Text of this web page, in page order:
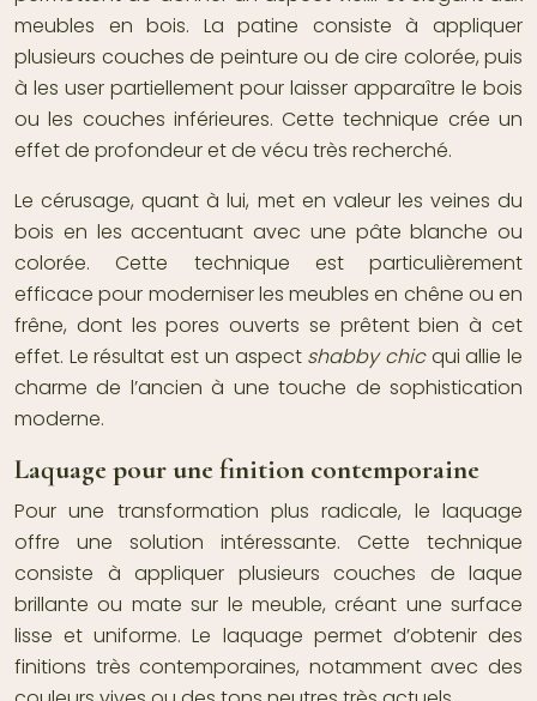
meubles en bois. La patine consiste à appliquer
plusieurs couches de peinture ou de cire colorée, puis
à les user partiellement pour laisser apparaître le bois
ou les couches inférieures. Cette technique crée un
effet de profondeur et de vécu très recherché.
Le cérusage, quant à lui, met en valeur les veines du
bois en les accentuant avec une pâte blanche ou
colorée. Cette technique est particulièrement
efficace pour moderniser les meubles en chêne ou en
frêne, dont les pores ouverts se prêtent bien à cet
effet. Le résultat est un aspect shabby chicqui allie le
charme de l’ancien à une touche de sophistication
moderne.
Laquage pour une finition contemporaine
Pour une transformation plus radicale, le laquage
offre une solution intéressante. Cette technique
consiste à appliquer plusieurs couches de laque
brillante ou mate sur le meuble, créant une surface
lisse et uniforme. Le laquage permet d’obtenir des
finitions très contemporaines, notamment avec des